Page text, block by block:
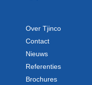
Over Tjinco
Contact
Nieuws
Referenties
Brochures